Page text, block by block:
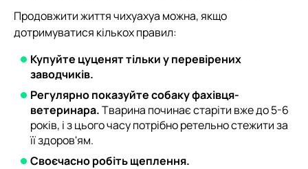
Продовжити життя чихуахуа можна, якщо
дотримуватися кількох правил:
Купуйте цуценят тільки у перевірених
заводчиків.
Регулярно показуйте собаку фахівця-
ветеринара.Тварина починає старіти вже до 5-6
років, і з цього часу потрібно ретельно стежити за
її здоров'ям.
Своєчасно робіть щеплення.